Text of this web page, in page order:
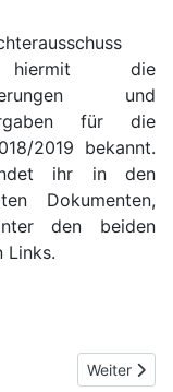
die
und
für die
2019 bekannt.
ihr in den
Dokumenten,
den beiden
Links.
Next
Weiter